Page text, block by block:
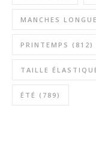
MANCHES
PRINTEMPS (812)
TAILLE
ÉTÉ (789)